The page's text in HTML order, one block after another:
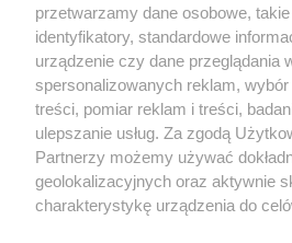
PŁYWANIE
ME w pływaniu w
miejsce zajęła
przetwarzamy dane osobowe,
identyfikatory, standardowe
urządzenie czy dane przeglądania
spersonalizowanych reklam,
treści, pomiar reklam i treści,
ulepszanie usług. Za zgodą
Partnerzy możemy używać
geolokalizacyjnych oraz aktywnie
charakterystykę urządzenia do